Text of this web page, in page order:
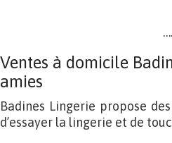
Ventes à domicile
amies
Badines Lingerie propose
d’essayer la lingerie et de